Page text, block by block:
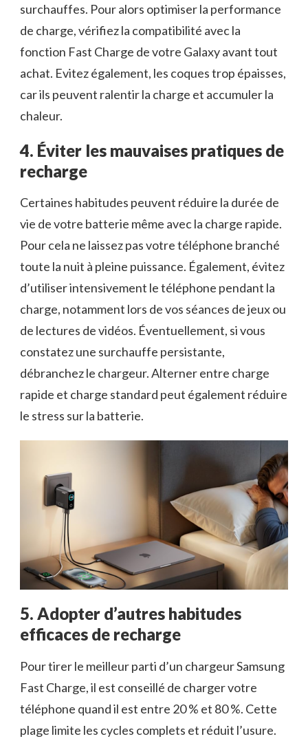
surchauffes. Pour alors optimiser la performance
de charge, vérifiez la compatibilité avec la
fonction Fast Charge de votre Galaxy avant tout
achat. Evitez également, les coques trop épaisses,
car ils peuvent ralentir la charge et accumuler la
chaleur.
4. Éviter les mauvaises pratiques de
recharge
Certaines habitudes peuvent réduire la durée de
vie de votre batterie même avec la charge rapide.
Pour cela ne laissez pas votre téléphone branché
toute la nuit à pleine puissance. Également, évitez
d’utiliser intensivement le téléphone pendant la
charge, notamment lors de vos séances de jeux ou
de lectures de vidéos. Éventuellement, si vous
constatez une surchauffe persistante,
débranchez le chargeur. Alterner entre charge
rapide et charge standard peut également réduire
le stress sur la batterie.
5. Adopter d’autres habitudes
efficaces de recharge
Pour tirer le meilleur parti d’un chargeur Samsung
Fast Charge, il est conseillé de charger votre
téléphone quand il est entre 20 % et 80 %. Cette
plage limite les cycles complets et réduit l’usure.